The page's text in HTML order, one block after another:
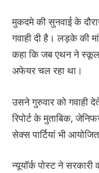
मुकदमे की सुनवाई के
गवाही दी है। लड़के की
कहा कि जब एथन ने स्कूल
अफेयर चल रहा था।
उसने गुरुवार को गवाही
रिपोर्ट के मुताबिक,
सेक्स पार्टियां भी
न्यूयॉर्क पोस्ट ने